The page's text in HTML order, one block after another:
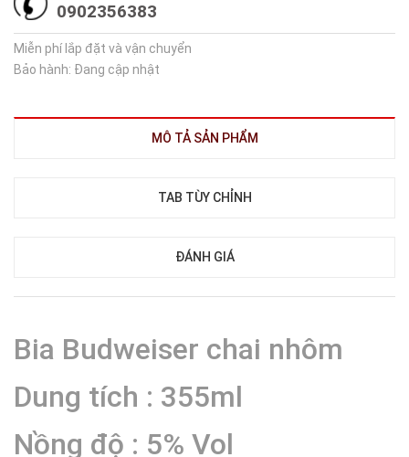
0902356383
Miễn phí lắp đặt và vận chuyển
Bảo hành: Đang cập nhật
MÔ TẢ SẢN PHẨM
TAB TÙY CHỈNH
ĐÁNH GIÁ
Bia Budweiser chai nhôm
Dung tích : 355ml
Nồng độ : 5% Vol